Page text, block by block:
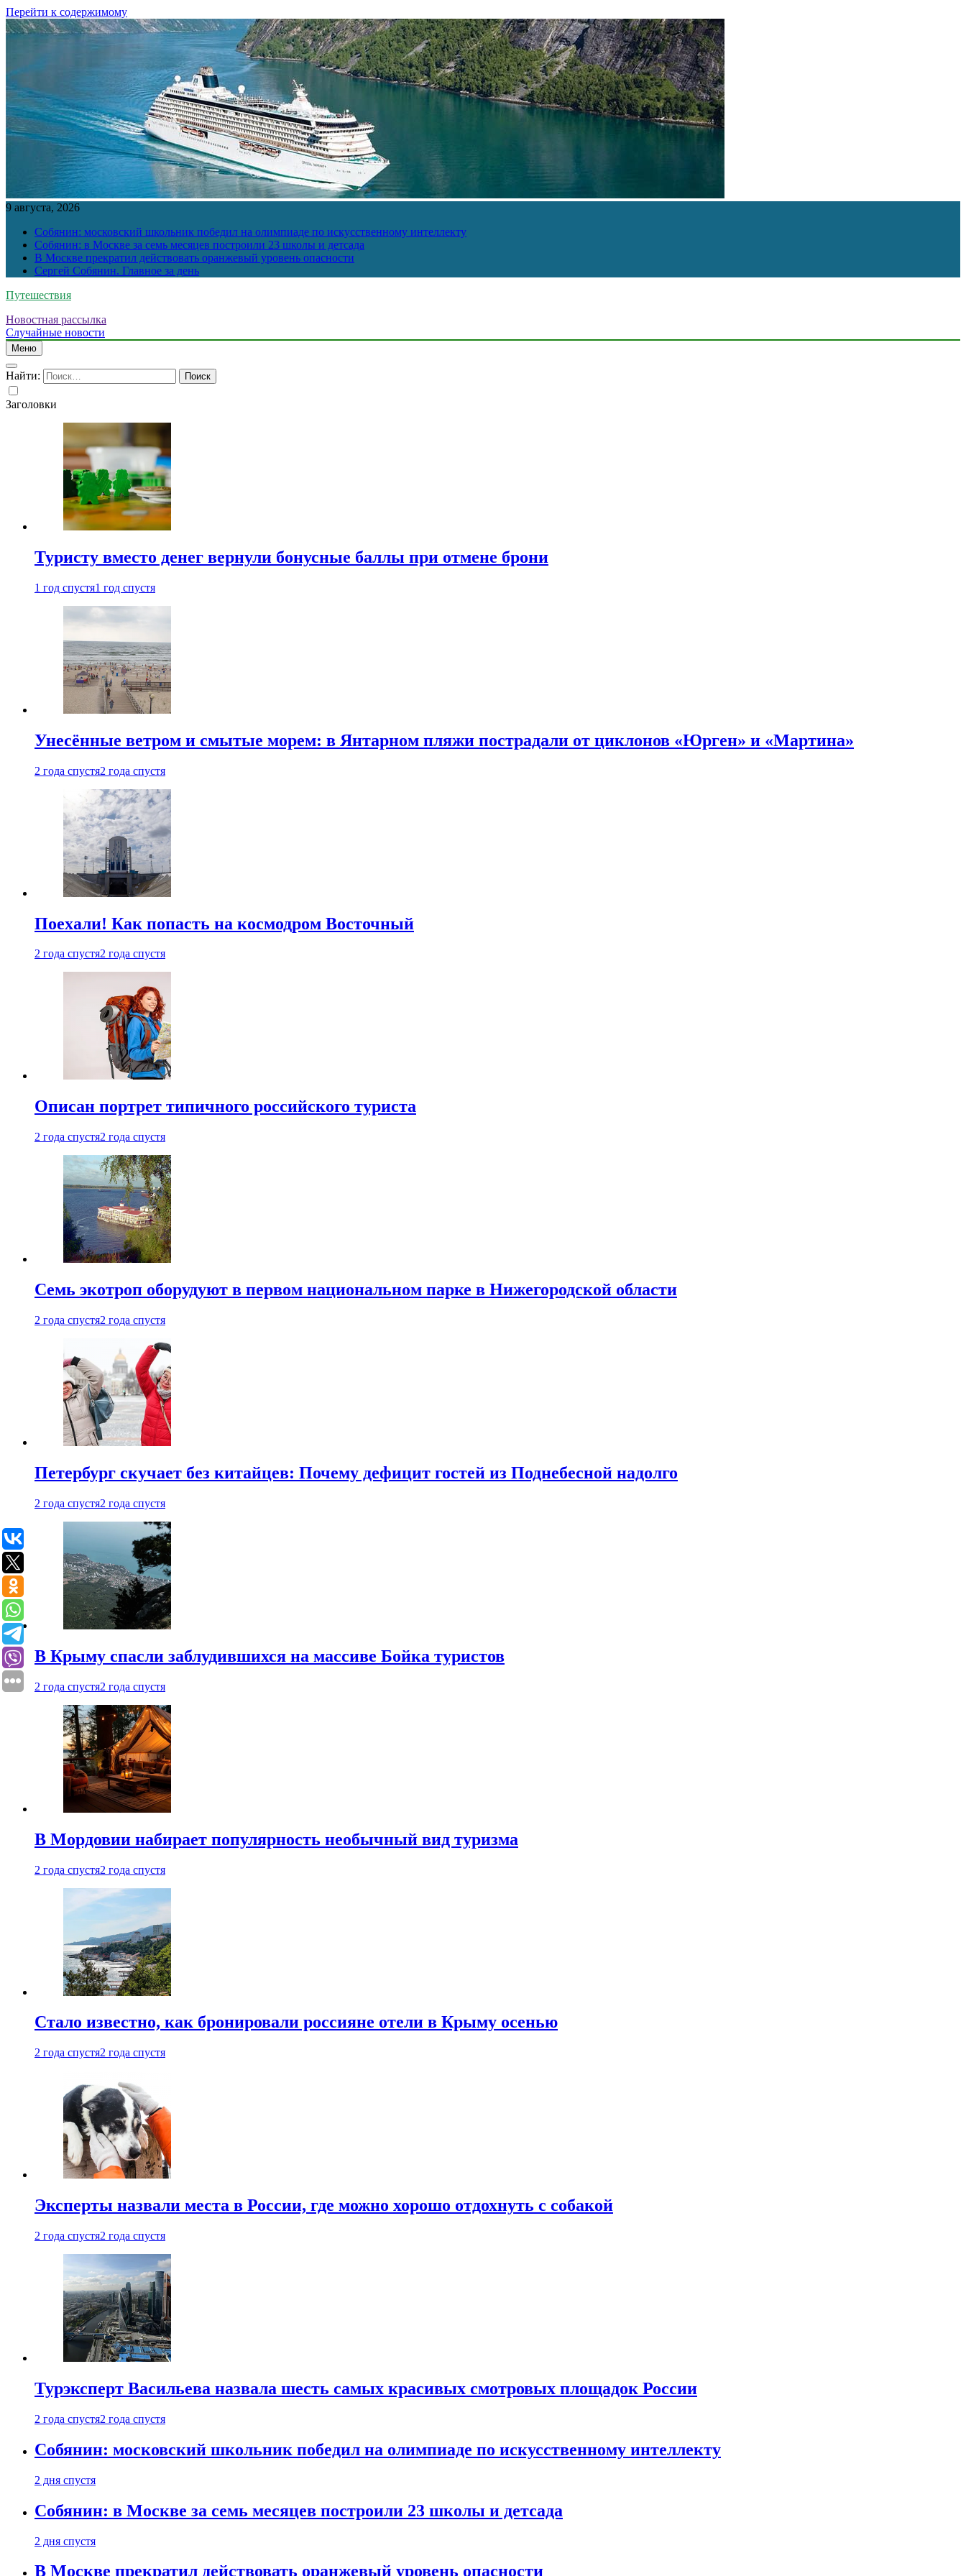
Перейти к содержимому
9 августа, 2026
Собянин: московский школьник победил на олимпиаде по искусственному интеллекту
Собянин: в Москве за семь месяцев построили 23 школы и детсада
В Москве прекратил действовать оранжевый уровень опасности
Сергей Собянин. Главное за день
Путешествия
Новостная рассылка
Случайные новости
Меню
Найти:
Заголовки
Туристу вместо денег вернули бонусные баллы при отмене брони
1 год спустя1 год спустя
Унесённые ветром и смытые морем: в Янтарном пляжи пострадали от циклонов «Юрген» и «Мартина»
2 года спустя2 года спустя
Поехали! Как попасть на космодром Восточный
2 года спустя2 года спустя
Описан портрет типичного российского туриста
2 года спустя2 года спустя
Семь экотроп оборудуют в первом национальном парке в Нижегородской области
2 года спустя2 года спустя
Петербург скучает без китайцев: Почему дефицит гостей из Поднебесной надолго
2 года спустя2 года спустя
В Крыму спасли заблудившихся на массиве Бойка туристов
2 года спустя2 года спустя
В Мордовии набирает популярность необычный вид туризма
2 года спустя2 года спустя
Стало известно, как бронировали россияне отели в Крыму осенью
2 года спустя2 года спустя
Эксперты назвали места в России, где можно хорошо отдохнуть с собакой
2 года спустя2 года спустя
Турэксперт Васильева назвала шесть самых красивых смотровых площадок России
2 года спустя2 года спустя
Собянин: московский школьник победил на олимпиаде по искусственному интеллекту
2 дня спустя
Собянин: в Москве за семь месяцев построили 23 школы и детсада
2 дня спустя
В Москве прекратил действовать оранжевый уровень опасности